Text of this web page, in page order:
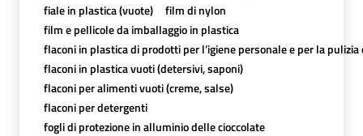
fiale in plastica (vuote)
film di nylon
film e pellicole da imballaggio in plastica
flaconi in plastica di prodotti per l’igiene personale e per la pulizia
flaconi in plastica vuoti (detersivi, saponi)
flaconi per alimenti vuoti (creme, salse)
flaconi per detergenti
fogli di protezione in alluminio delle cioccolate